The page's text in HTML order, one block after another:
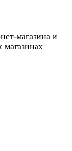
магазина и
магазинах